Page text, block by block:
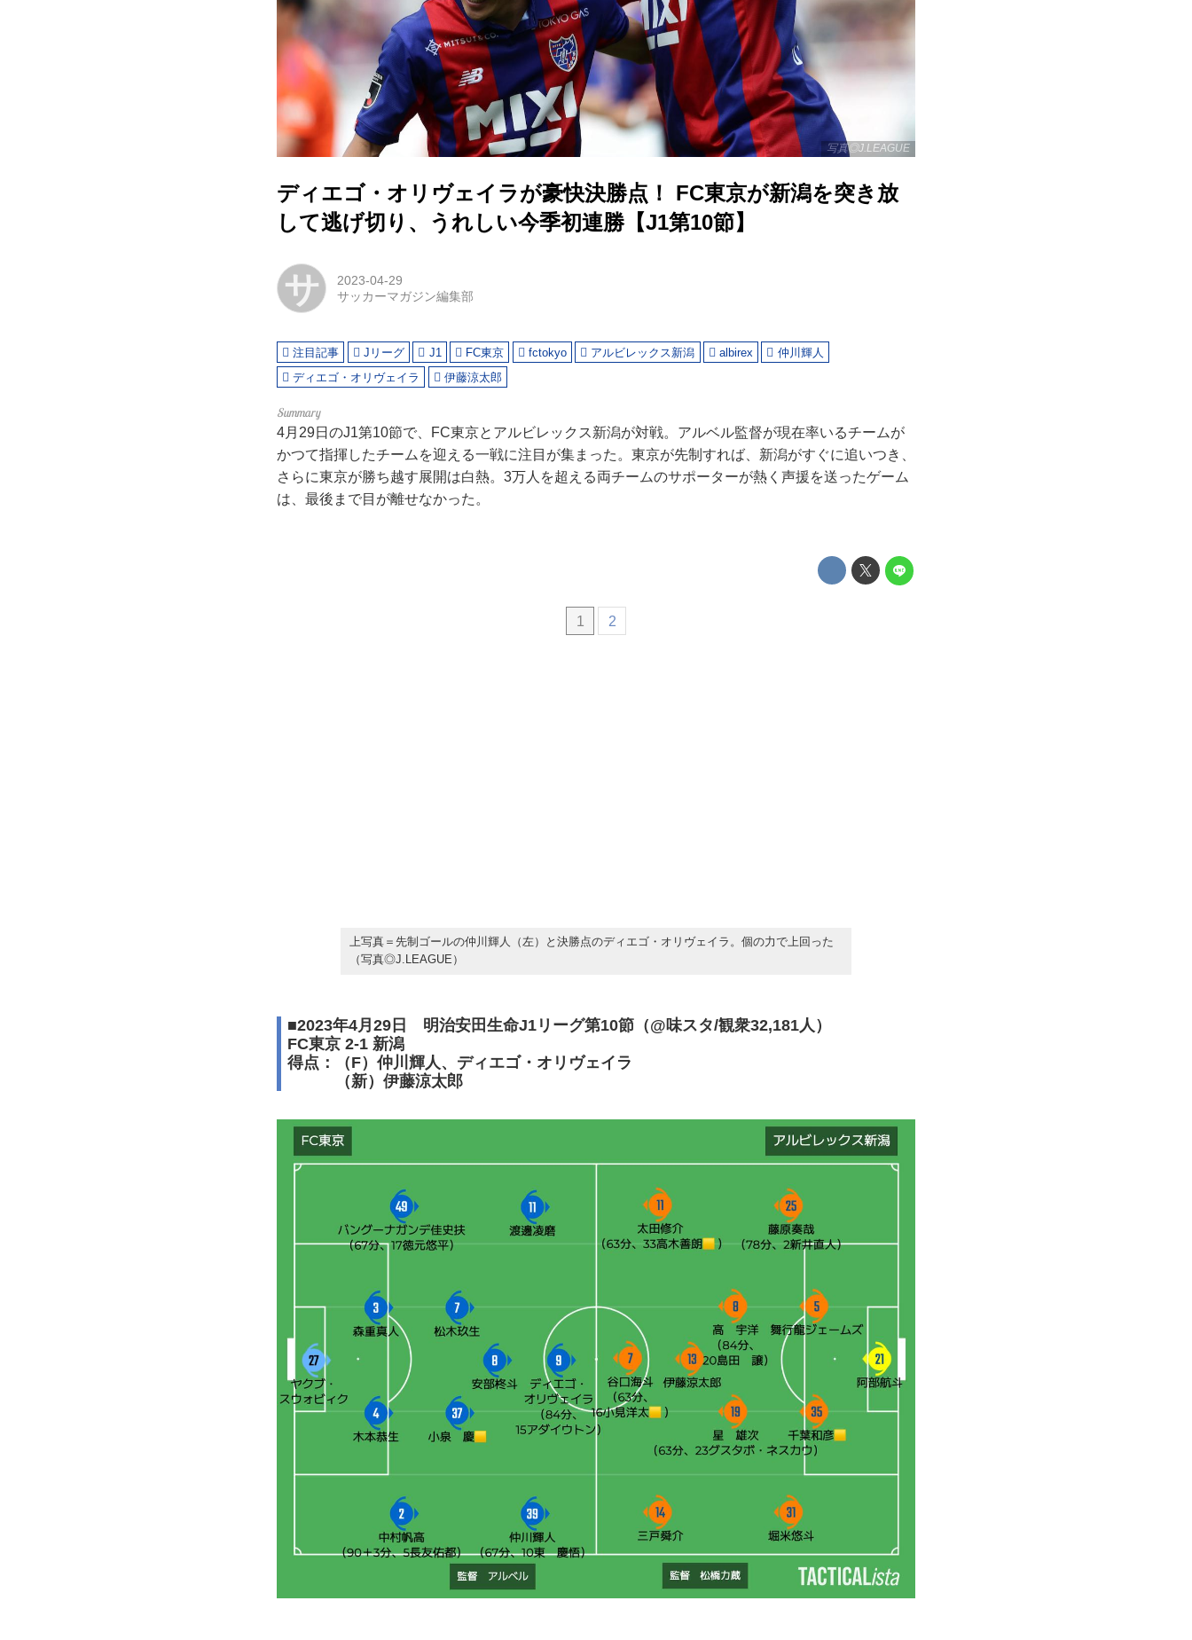
写真◎J.LEAGUE
ディエゴ・オリヴェイラが豪快決勝点！ FC東京が新潟を突き放
して逃げ切り、うれしい今季初連勝【J1第10節】
サ
2023-04-29
サッカーマガジン編集部
注目記事 Jリーグ J1 FC東京 fctokyo アルビレックス新潟 albirex
仲川輝人
ディエゴ・オリヴェイラ
伊藤涼太郎
4月29日のJ1第10節で、FC東京とアルビレックス新潟が対戦。アルベル監督が現在率いるチームが
かつて指揮したチームを迎える一戦に注目が集まった。東京が先制すれば、新潟がすぐに追いつき、
さらに東京が勝ち越す展開は白熱。3万人を超える両チームのサポーターが熱く声援を送ったゲーム
は、最後まで目が離せなかった。
1 2
上写真＝先制ゴールの仲川輝人（左）と決勝点のディエゴ・オリヴェイラ。個の力で上回った
（写真◎J.LEAGUE）
■2023年4月29日 明治安田生命J1リーグ第10節（@味スタ/観衆32,181人）
FC東京 2-1 新潟
得点：（F）仲川輝人、ディエゴ・オリヴェイラ
（新）伊藤涼太郎